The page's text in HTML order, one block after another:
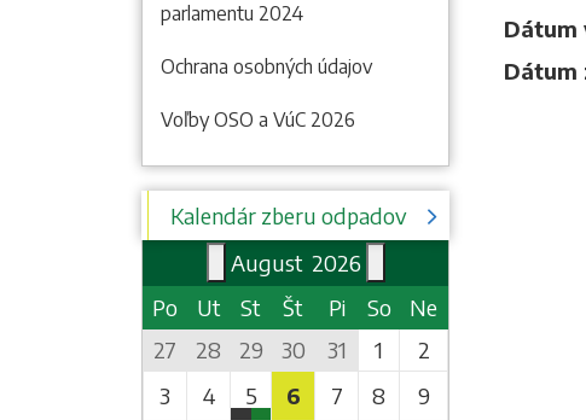
Dátum
Dátum
parlamentu 2024
Ochrana osobných údajov
Voľby OSO a VúC 2026
Kalendár zberu odpadov
August 2026
Po
Ut St Št Pi So
Ne
27
28 29 30 31 1
2
3
4
5
6 7 8
9